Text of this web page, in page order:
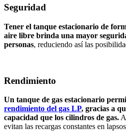
Seguridad
Tener el tanque estacionario de
aire libre brinda una mayor
personas, reduciendo así las
Rendimiento
Un tanque de gas estacionario
rendimiento del gas LP, gracias a
capacidad que los cilindros de gas.
evitan las recargas constantes en